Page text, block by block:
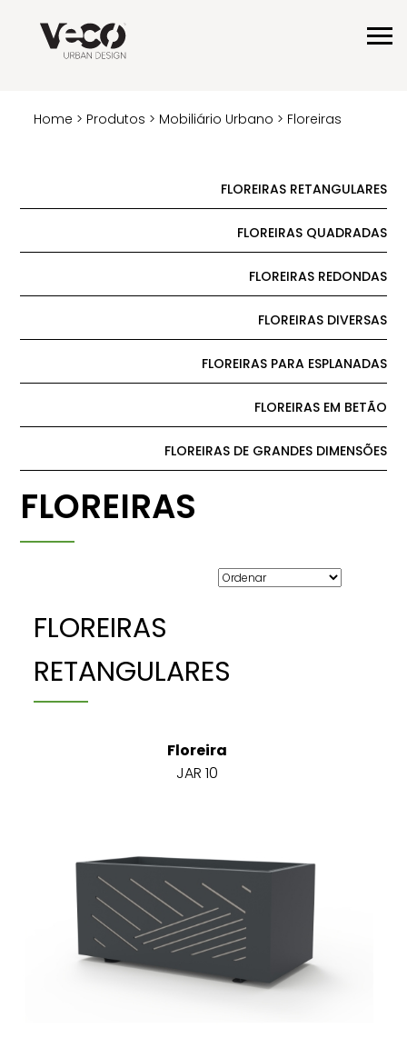
Home > Produtos > Mobiliário Urbano > Floreiras
FLOREIRAS RETANGULARES
FLOREIRAS QUADRADAS
FLOREIRAS REDONDAS
FLOREIRAS DIVERSAS
FLOREIRAS PARA ESPLANADAS
FLOREIRAS EM BETÃO
FLOREIRAS DE GRANDES DIMENSÕES
FLOREIRAS
FLOREIRAS
RETANGULARES
Floreira
JAR 10